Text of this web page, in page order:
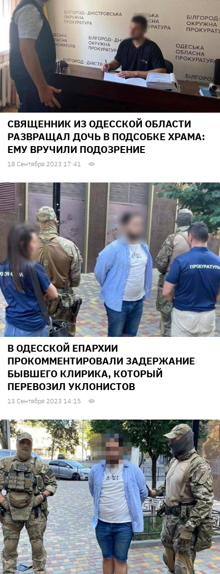
CВЯЩЕННИК ИЗ ОДЕССКОЙ ОБЛАСТИ
РАЗВРАЩАЛ ДОЧЬ В ПОДСОБКЕ ХРАМА:
ЕМУ ВРУЧИЛИ ПОДОЗРЕНИЕ
18 Сентября 2023 17:41
В ОДЕССКОЙ ЕПАРХИИ
ПРОКОММЕНТИРОВАЛИ ЗАДЕРЖАНИЕ
БЫВШЕГО КЛИРИКА, КОТОРЫЙ
ПЕРЕВОЗИЛ УКЛОНИСТОВ
13 Сентября 2023 14:15